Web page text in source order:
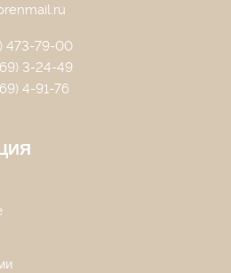
473-79-00
3-24-49
4-91-76